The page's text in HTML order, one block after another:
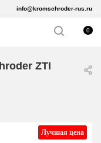
info@kromschroder-rus.ru
0
ZTI
Лучшая цена